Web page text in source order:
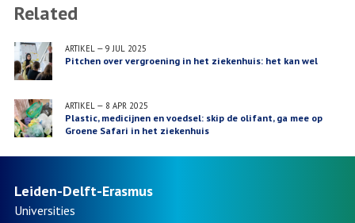
Related
ARTIKEL— 9 JUL 2025
Pitchen over vergroening in het ziekenhuis: het kan wel
ARTIKEL— 8 APR 2025
Plastic, medicijnen en voedsel: skip de olifant, ga mee op
Groene Safari in het ziekenhuis
Leiden-Delft-Erasmus
Universities